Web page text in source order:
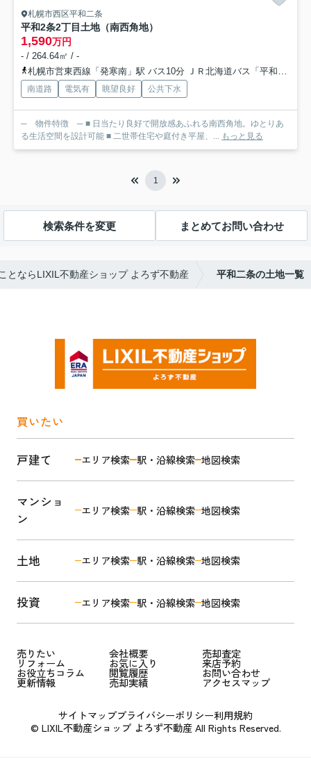
札幌市西区平和二条
平和2条2丁目土地（南西角地）
1,590万円
- / 264.64㎡ / -
札幌市営東西線「発寒南」駅 バス10分 ＪＲ北海道バス「平和1条3丁目」 停歩3分
南道路 電気有 眺望良好 公共下水
─ 物件特徴 ─ ■ 日当たり良好で開放感あふれる南西角地。ゆとりあ
る生活空間を設計可能 ■ 二世帯住宅や庭付き平屋、... もっと見る
1
検索条件を変更 まとめてお問い合わせ
とならLIXIL不動産ショップ よろず不動産 平和二条の土地一覧
買いたい
戸建て エリア検索 駅・沿線検索 地図検索
マンショ
ン
エリア検索 駅・沿線検索 地図検索
土地 エリア検索 駅・沿線検索 地図検索
投資 エリア検索 駅・沿線検索 地図検索
売りたい
リフォーム
お役立ちコラム
更新情報
会社概要
お気に入り
閲覧履歴
売却実績
売却査定
来店予約
お問い合わせ
アクセスマップ
サイトマッププライバシーポリシー利用規約
© LIXIL不動産ショップ よろず不動産 All Rights Reserved.